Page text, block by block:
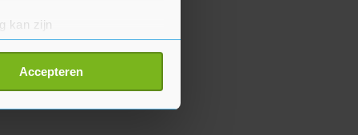
kan zijn
detailgedeelte
cookiepagina kun je
Accepteren